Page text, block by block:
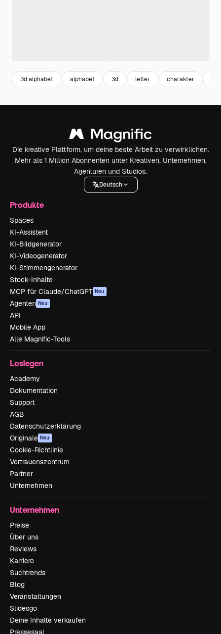
3d alphabet alphabet 3d letter charakter
Die kreative Plattform, um deine beste Arbeit zu verwirklichen.
Mehr als 1 Million Abonnenten unter Kreativen, Unternehmen,
Agenturen und Studios.
Deutsch
Produkte
Spaces
KI-Assistent
KI-Bildgenerator
KI-Videogenerator
KI-Stimmengenerator
Stock-Inhalte
MCP für Claude/ChatGPT Neu
Agenten Neu
API
Mobile App
Alle Magnific-Tools
Loslegen
Academy
Dokumentation
Support
AGB
Datenschutzerklärung
Originale Neu
Cookie-Richtlinie
Vertrauenszentrum
Partner
Unternehmen
Unternehmen
Preise
Über uns
Reviews
Karriere
Suchtrends
Blog
Veranstaltungen
Slidesgo
Deine Inhalte verkaufen
Pressesaal